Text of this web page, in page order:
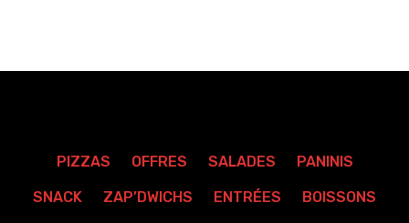
PIZZAS OFFRES SALADES PANINIS
SNACK ZAP’DWICHS ENTRÉES BOISSONS